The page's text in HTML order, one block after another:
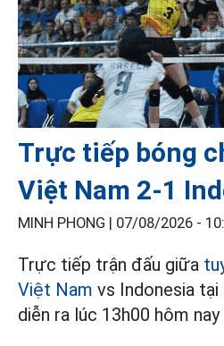
Trực tiếp bóng
Việt Nam 2-1
MINH PHONG | 07/08/2026 -
Trực tiếp trận đấu giữa
Việt Nam vs Indonesia tại
diễn ra lúc 13h00 hôm nay